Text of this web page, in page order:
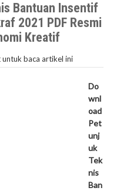
Bantuan Insentif
2021 PDF Resmi
Kreatif
untuk baca artikel ini
Do
wnl
oad
Pet
unj
uk
Tek
nis
Ban